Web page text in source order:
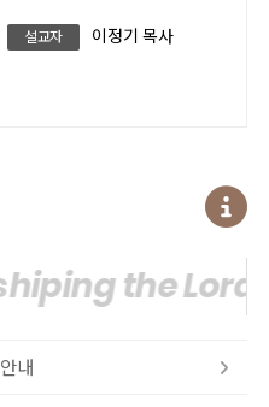
설교자 이정기 목사
the Lord.
내